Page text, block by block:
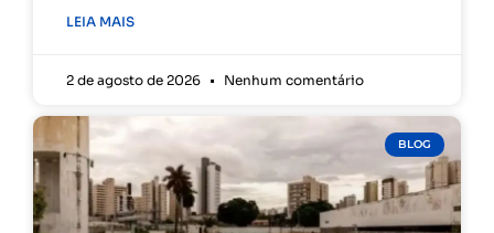
LEIA MAIS
2 de agosto de 2026 Nenhum comentário
BLOG